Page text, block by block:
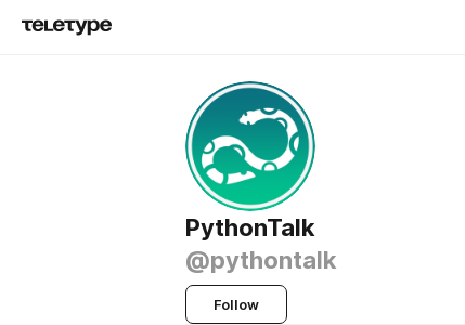
PythonTalk
@pythontalk
Follow